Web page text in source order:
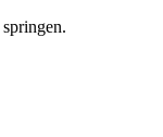
springen.